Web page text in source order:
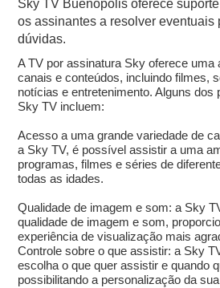
Sky TV Buenópolis oferece
os assinantes a resolver eventuais
dúvidas.
A TV por assinatura Sky oferece uma
canais e conteúdos, incluindo filmes,
notícias e entretenimento. Alguns dos
Sky TV incluem:
Acesso a uma grande variedade de
a Sky TV, é possível assistir a uma
programas, filmes e séries de
todas as idades.
Qualidade de imagem e som: a Sky
qualidade de imagem e som,
experiência de visualização mais
Controle sobre o que assistir: a Sky
escolha o que quer assistir e quando
possibilitando a personalização da